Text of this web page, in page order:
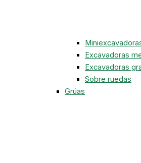
Excavadoras
Excavadoras
Sobre ruedas
Grúas